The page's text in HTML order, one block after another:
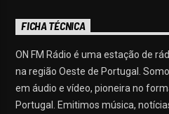
FICHA TÉCNICA
ON FM Rádio é uma estação de
na região Oeste de Portugal.
em áudio e vídeo, pioneira no
Portugal. Emitimos música,